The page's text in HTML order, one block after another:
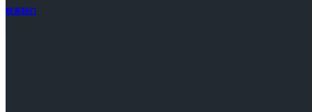
联系我们